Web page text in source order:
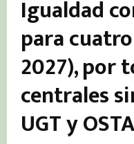
Igualdad
para
2027), por
centrales
UGT y OSTA